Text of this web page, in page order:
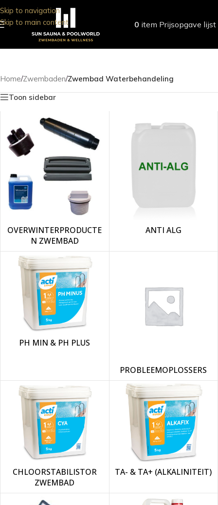
Skip to navigation
Skip to main content
0 item Prijsopgave lijst
Home/Zwembaden/Zwembad Waterbehandeling
Toon sidebar
OVERWINTERPRODUCTE
N ZWEMBAD
ANTI ALG
PH MIN & PH PLUS
PROBLEEMOPLOSSERS
CHLOORSTABILISTOR
ZWEMBAD
TA- & TA+ (ALKALINITEIT)